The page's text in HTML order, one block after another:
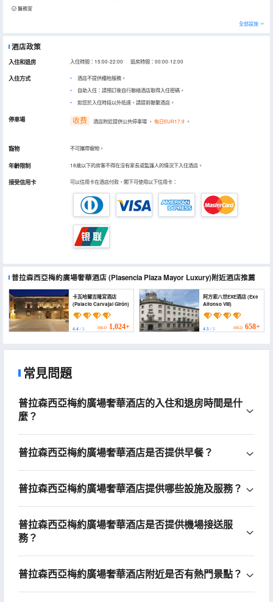
醫務室
全部設施
酒店政策
入住和退房 入住時間：15:00-22:00 退房時間：00:00-12:00
入住方式
酒店不提供櫃枱服務。
自助入住：請預訂後自行聯絡酒店取得入住密碼。
如您於入住時段以外抵達，請提前聯繫酒店。
停車場 收费 酒店附近提供公共停車場 ， 每日EUR17.9 。
寵物 不可攜帶寵物。
年齡限制 18歲以下的房客不得在沒有家長或監護人的情況下入住酒店。
接受信用卡 可以信用卡在酒店付款，閣下可使用以下信用卡：
普拉森西亞梅約廣場奢華酒店(Plasencia Plaza Mayor Luxury)附近酒店推薦
卡瓦哈爾吉隆宮酒店
(Palacio Carvajal Girón)
4.4 / 5 HKD 1,024+
阿方索八世EXE酒店 (Exe
Alfonso VIII)
4.5/ 5 HKD 658+
常見問題
普拉森西亞梅約廣場奢華酒店的入住和退房時間是什
麼？
普拉森西亞梅約廣場奢華酒店是否提供早餐？
普拉森西亞梅約廣場奢華酒店提供哪些設施及服務？
普拉森西亞梅約廣場奢華酒店是否提供機場接送服
務？
普拉森西亞梅約廣場奢華酒店附近是否有熱門景點？